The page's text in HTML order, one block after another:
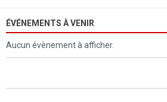
ÉVÉNEMENTS À VENIR
Aucun évènement à afficher.